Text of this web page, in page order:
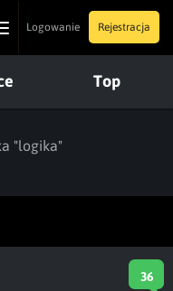
Logowanie Rejestracja
Top
"logika"
36